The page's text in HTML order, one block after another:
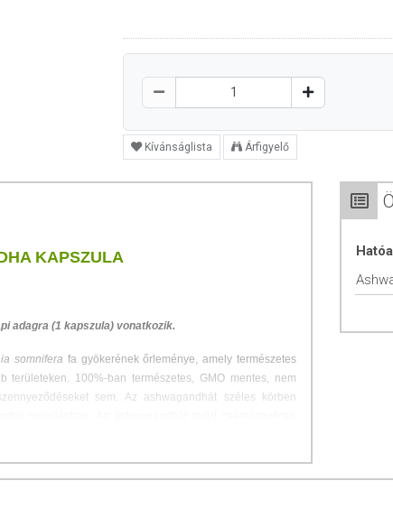
Kívánságlista Árfigyelő
KAPSZULA
adagra (1 kapszula) vonatkozik.
somnifera fa gyökerének őrleménye, amely természetes
területeken. 100%-ban természetes, GMO mentes, nem
sem. Az ashwagandhát széles körben
különbözik a ginseng családtól. Világosbarnás színű,
köztük anolidokat, alkaloidokat, kolint, zsírsavat,